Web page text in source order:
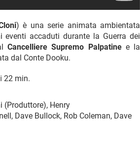
) è una serie animata ambientata
eventi accaduti durante la Guerra dei
Cancelliere Supremo Palpatinee la
dal Conte Dooku.
22 min.
(Produttore), Henry
Dave Bullock, Rob Coleman, Dave